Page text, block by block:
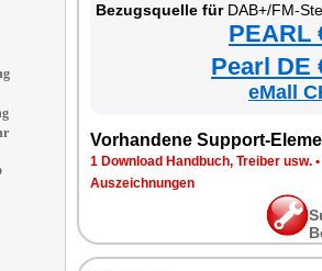
Bezugsquelle fürDAB+/FM-
PEARL
Pearl DE
eMall
Vorhandene Support-
1 Download Handbuch, Treiber usw. •
Auszeichnungen